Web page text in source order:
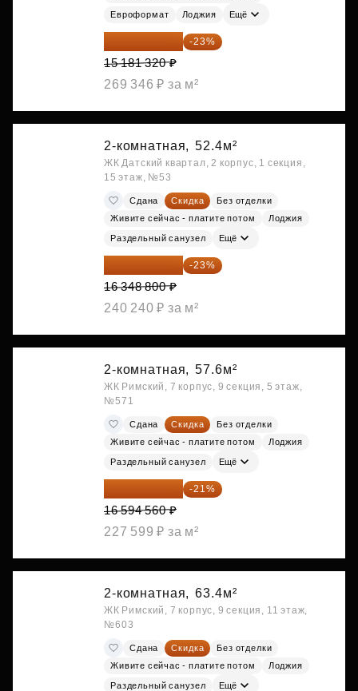
Евроформат Лоджия Ещё
11 689 616 ₽ -23%
15 181 320 ₽
269 346 ₽ за м²
2-комнатная, 52.4м²
ЖК Датский квартал, 2 корпус, 1 секция,
15 этаж, №53
Сдана Скидка
Без отделки
Живите сейчас - платите потом
Лоджия
Раздельный санузел Ещё
12 588 576 ₽ -23%
16 348 800 ₽
240 240 ₽ за м²
2-комнатная, 57.6м²
ЖК Римский, 7 корпус, 9 секция, 5 этаж,
№571
Сдана Скидка
Без отделки
Живите сейчас - платите потом
Лоджия
Раздельный санузел Ещё
13 109 702 ₽ -21%
16 594 560 ₽
227 599 ₽ за м²
2-комнатная, 63.4м²
ЖК Римский, 7 корпус, 9 секция, 11 этаж,
№603
Сдана Скидка
Без отделки
Живите сейчас - платите потом
Лоджия
Раздельный санузел Ещё